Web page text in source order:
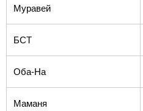
Муравей
БСТ
Оба-На
Маманя